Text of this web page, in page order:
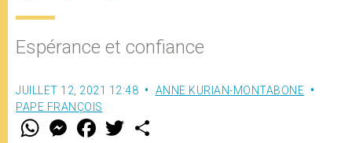
Espérance et confiance
JUILLET 12, 2021 12:48
ANNE KURIAN-MONTABONE
PAPE FRANÇOIS
W M
e
F
a w